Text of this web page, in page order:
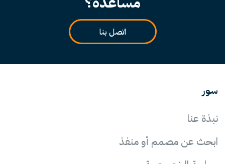
اتصل بنا
سور
نبذة عنا
ابحث عن مصمم أو منفذ